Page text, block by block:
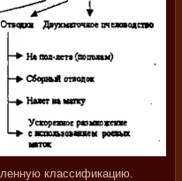
классификацию.